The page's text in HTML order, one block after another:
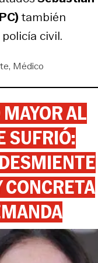
también
civil.
Médico
AL
SUFRIÓ: